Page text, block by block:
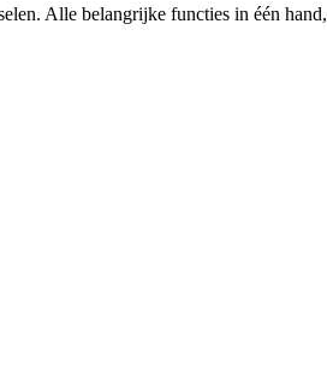
Alle belangrijke functies in één